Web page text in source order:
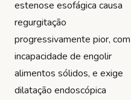
estenose esofágica causa
regurgitação
progressivamente pior, com
incapacidade de engolir
alimentos sólidos, e exige
dilatação endoscópica